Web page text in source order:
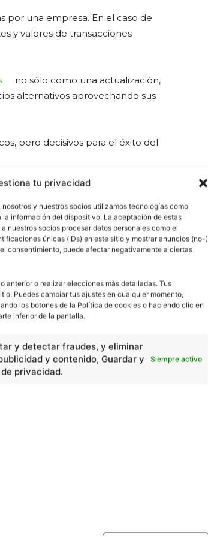
tu privacidad
y nuestros socios utilizamos tecnologías como
información del dispositivo. La aceptación de estas
nuestros socios procesar datos personales como el
únicas (IDs) en este sitio y mostrar anuncios (no-)
consentimiento, puede afectar negativamente a ciertas
anterior o realizar elecciones más detalladas. Tus
Puedes cambiar tus ajustes en cualquier momento,
los botones de la Política de cookies o haciendo clic en
inferior de la pantalla.
y detectar fraudes, y eliminar
y contenido, Guardar y
privacidad.
Siempre activo
por una empresa. En el caso de
y valores de transacciones
no sólo como una actualización,
alternativos aprovechando sus
pero decisivos para el éxito del
un plazo definido online,
tipo de mercancías.
puedan aparecer.
hacia la tienda.